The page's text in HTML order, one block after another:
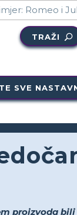
TRAŽI
SVE
proizvoda